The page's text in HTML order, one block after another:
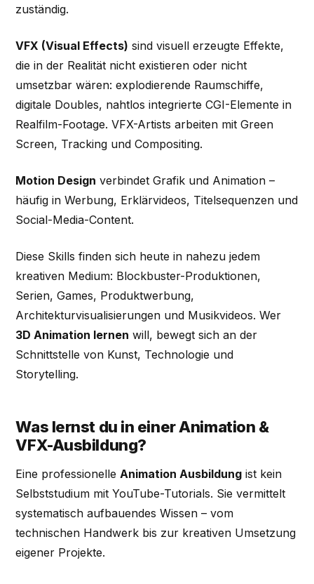
zuständig.
VFX (Visual Effects) sind visuell erzeugte Effekte,
die in der Realität nicht existieren oder nicht
umsetzbar wären: explodierende Raumschiffe,
digitale Doubles, nahtlos integrierte CGI-Elemente in
Realfilm-Footage. VFX-Artists arbeiten mit Green
Screen, Tracking und Compositing.
Motion Design verbindet Grafik und Animation –
häufig in Werbung, Erklärvideos, Titelsequenzen und
Social-Media-Content.
Diese Skills finden sich heute in nahezu jedem
kreativen Medium: Blockbuster-Produktionen,
Serien, Games, Produktwerbung,
Architekturvisualisierungen und Musikvideos. Wer
3D Animation lernen will, bewegt sich an der
Schnittstelle von Kunst, Technologie und
Storytelling.
Was lernst du in einer Animation &
VFX-Ausbildung?
Eine professionelleAnimation Ausbildung ist kein
Selbststudium mit YouTube-Tutorials. Sie vermittelt
systematisch aufbauendes Wissen – vom
technischen Handwerk bis zur kreativen Umsetzung
eigener Projekte.